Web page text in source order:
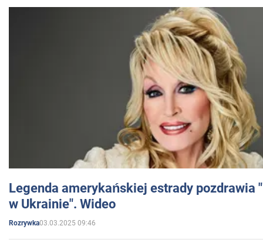
Legenda amerykańskiej estrady pozdrawia
w Ukrainie". Wideo
Rozrywka03.03.2025 09:46